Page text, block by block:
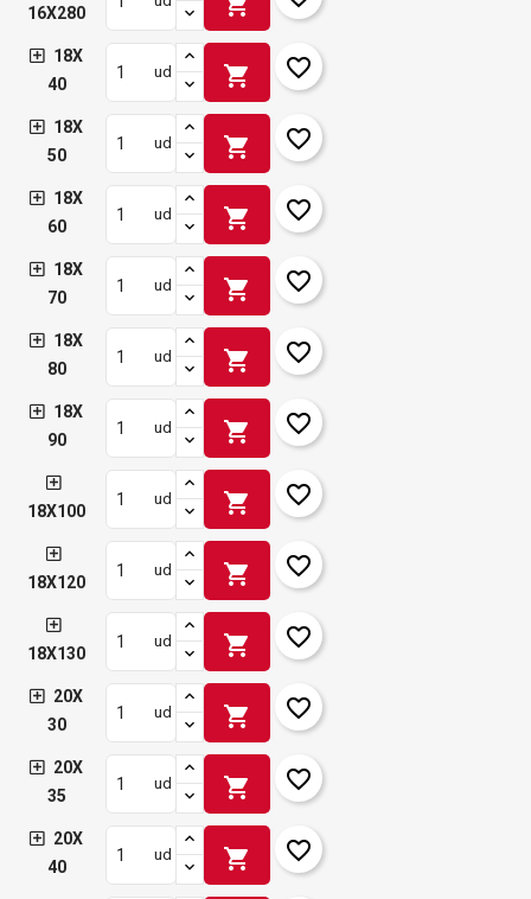
16X280
18X
40
ud shopping_cart favorite_border
18X
50
ud shopping_cart favorite_border
18X
60
ud shopping_cart favorite_border
18X
70
ud shopping_cart favorite_border
18X
80
ud shopping_cart favorite_border
18X
90
ud shopping_cart favorite_border
18X100
ud shopping_cart favorite_border
18X120
ud shopping_cart favorite_border
18X130
ud shopping_cart favorite_border
20X
30
ud shopping_cart favorite_border
20X
35
ud shopping_cart favorite_border
20X
40
ud shopping_cart favorite_border